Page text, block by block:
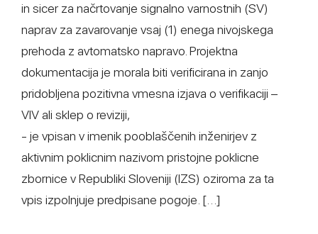
in sicer za načrtovanje signalno varnostnih (SV)
naprav za zavarovanje vsaj (1) enega nivojskega
prehoda z avtomatsko napravo. Projektna
dokumentacija je morala biti verificirana in zanjo
pridobljena pozitivna vmesna izjava o verifikaciji –
VIV ali sklep o reviziji,
- je vpisan v imenik pooblaščenih inženirjev z
aktivnim poklicnim nazivom pristojne poklicne
zbornice v Republiki Sloveniji (IZS) oziroma za ta
vpis izpolnjuje predpisane pogoje. […]